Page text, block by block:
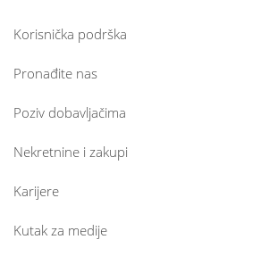
Korisnička podrška
Pronađite nas
Poziv dobavljačima
Nekretnine i zakupi
Karijere
Kutak za medije